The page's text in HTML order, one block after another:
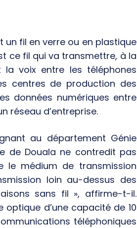
fil en verre ou en plastique
ce fil qui va transmettre, à la
voix entre les téléphones
centres de production des
données numériques entre
réseau d’entreprise.
au département Génie
de Douala ne contredit pas
le médium de transmission
loin au-dessus des
sans fil », affirme-t-il.
optique d’une capacité de 10
téléphoniques